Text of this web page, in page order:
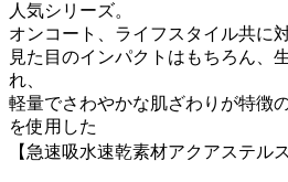
人気シリーズ。
オンコート、ライフスタイル共に
見た目のインパクトはもちろん、
れ、
軽量でさわやかな肌ざわりが特徴
を使用した
【急速吸水速乾素材アクアステル